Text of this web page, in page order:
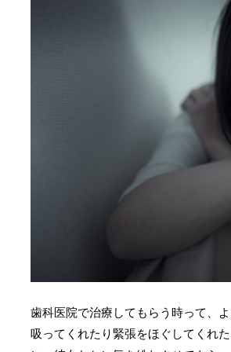
歯科医院で治療してもらう時って、
吸ってくれたり緊張をほぐしてくれ